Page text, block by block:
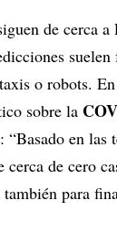
de cerca
o robots.
sobre la
en las
cerca de cero
para